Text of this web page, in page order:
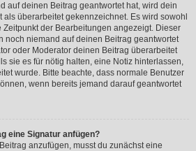
auf deinen Beitrag geantwortet hat, wird dein
als überarbeitet gekennzeichnet. Es wird sowohl
Zeitpunkt der Bearbeitungen angezeigt. Dieser
noch niemand auf deinen Beitrag geantwortet
oder Moderator deinen Beitrag überarbeitet
sie es für nötig halten, eine Notiz hinterlassen,
wurde. Bitte beachte, dass normale Benutzer
wenn bereits jemand darauf geantwortet
eine Signatur anfügen?
anzufügen, musst du zunächst eine